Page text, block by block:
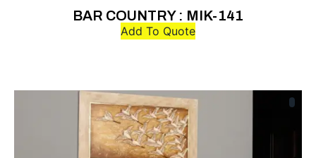
BAR COUNTRY : MIK-141
Add To Quote